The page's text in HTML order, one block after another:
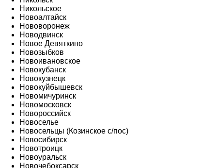
Никольское
Новоалтайск
Нововоронеж
Новодвинск
Новое Девяткино
Новозыбков
Новоивановское
Новокубанск
Новокузнецк
Новокуйбышевск
Новомичуринск
Новомосковск
Новороссийск
Новоселье
Новосельцы (Козинское с/пос)
Новосибирск
Новотроицк
Новоуральск
Новочебоксарск